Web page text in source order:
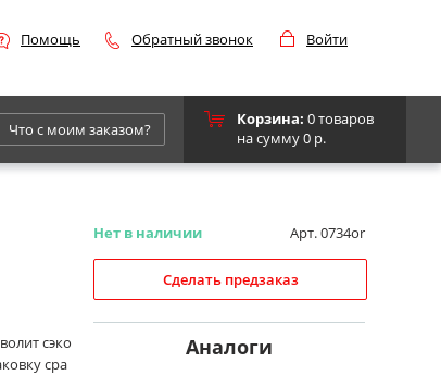
Помощь Обратный звонок Войти
Что с моим заказом?
Корзина: 0 товаров
на сумму 0 р.
сэко
сра
Нет в наличии Арт. 0734or
Сделать предзаказ
Аналоги